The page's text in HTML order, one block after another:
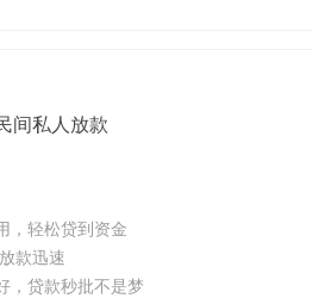
间私人放款
，轻松贷到资金
款迅速
，贷款秒批不是梦